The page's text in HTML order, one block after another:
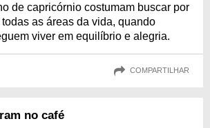
de capricórnio costumam buscar por
as áreas da vida, quando
viver em equilíbrio e alegria.
COMPARTILHAR
no café